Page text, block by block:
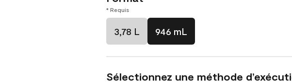
* Requis
3,78 L 946 mL
Sélectionnez une méthode